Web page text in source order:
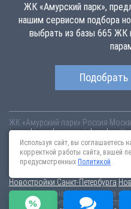
ЖК «Амурский парк»,
нашим сервисом подбора
выбрать из базы 665
Подобрать
ЖК «Амурский парк» Россия
amurskiy-park.novopoisk.msk.ru
комплексе «Амурский парк» от
застройщик»» в районе
от 11.88 млн рублей!
Новостройки Санкт-Петербурга
Информация на сайте взята из
публичной офертой и
Используя сайт, вы соглашаетесь
корректной работы сайта, вашей
предусмотренных Политикой